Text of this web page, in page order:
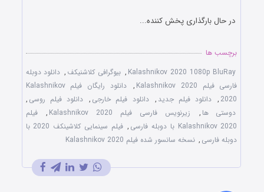
در حال بارگذاری پخش کننده...
برچسب ها
Kalashnikov 2020 1080p BluRay
, بیوگرافی کلاشنیکف , دانلود دوبله
فارسی فیلم Kalashnikov 2020
,
دانلود رایگان فیلم Kalashnikov
2020
, دانلود فیلم جدید , دانلود فیلم خارجی , دانلود فیلم روسی ,
دوستی ها , زیرنویس فارسی فیلم Kalashnikov 2020 ,
فیلم
Kalashnikov 2020 با دوبله فارسی
,
فیلم سینمایی کلاشینکف 2020 با
دوبله فارسی , نسخه سانسور شده فیلم Kalashnikov 2020